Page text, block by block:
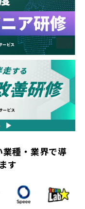
種・業界で導
す